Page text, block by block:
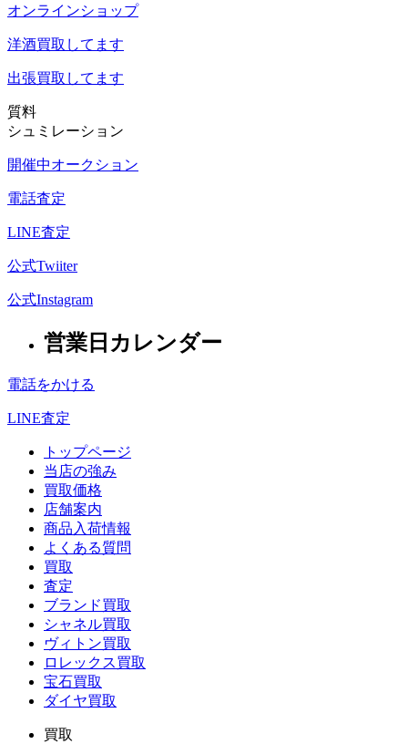
オンラインショップ
洋酒買取してます
出張買取 してます
質料
シュミレーション
開催中オークション
電話査定
LINE査定
公式Twiiter
公式Instagram
営業日カレンダー
電話をかける
LINE査定
トップページ
当店の強み
買取価格
店舗案内
商品入荷情報
よくある質問
買取
査定
ブランド買取
シャネル買取
ヴィトン買取
ロレックス買取
宝石買取
ダイヤ買取
買取